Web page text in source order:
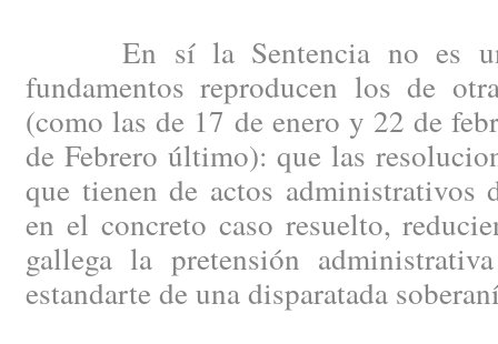
En sí la Sentencia no es una
fundamentos reproducen los de
(como las de 17 de enero y 22 de
de Febrero último): que las
que tienen de actos administrativos
en el concreto caso resuelto,
gallega la pretensión
estandarte de una disparatada